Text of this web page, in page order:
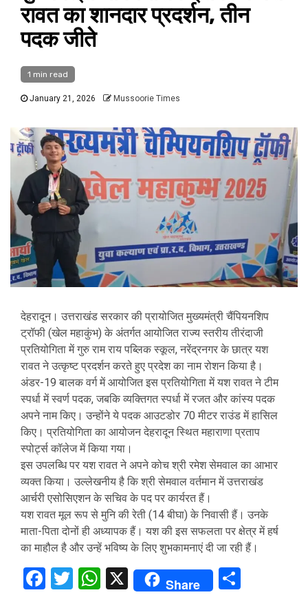
रावत का शानदार प्रदर्शन, तीन
पदक जीते
1 min read
January 21, 2026 Mussoorie Times
देहरादून। उत्तराखंड सरकार की प्रायोजित मुख्यमंत्री चैंपियनशिप
ट्रॉफी (खेल महाकुंभ) के अंतर्गत आयोजित राज्य स्तरीय तीरंदाजी
प्रतियोगिता में गुरु राम राय पब्लिक स्कूल, नरेंद्रनगर के छात्र यश
रावत ने उत्कृष्ट प्रदर्शन करते हुए प्रदेश का नाम रोशन किया है।
अंडर-19 बालक वर्ग में आयोजित इस प्रतियोगिता में यश रावत ने टीम
स्पर्धा में स्वर्ण पदक, जबकि व्यक्तिगत स्पर्धा में रजत और कांस्य पदक
अपने नाम किए। उन्होंने ये पदक आउटडोर 70 मीटर राउंड में हासिल
किए। प्रतियोगिता का आयोजन देहरादून स्थित महाराणा प्रताप
स्पोर्ट्स कॉलेज में किया गया।
इस उपलब्धि पर यश रावत ने अपने कोच श्री रमेश सेमवाल का आभार
व्यक्त किया। उल्लेखनीय है कि श्री सेमवाल वर्तमान में उत्तराखंड
आर्चरी एसोसिएशन के सचिव के पद पर कार्यरत हैं।
यश रावत मूल रूप से मुनि की रेती (14 बीघा) के निवासी हैं। उनके
माता-पिता दोनों ही अध्यापक हैं। यश की इस सफलता पर क्षेत्र में हर्ष
का माहौल है और उन्हें भविष्य के लिए शुभकामनाएं दी जा रही हैं।
Facebook
Twitter
WhatsApp
X Share